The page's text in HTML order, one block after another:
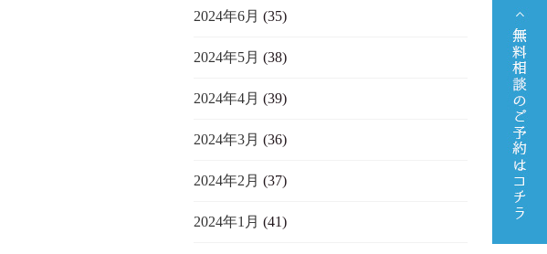
2024年6月 (35)
2024年5月 (38)
2024年4月 (39)
2024年3月 (36)
2024年2月 (37)
2024年1月 (41)